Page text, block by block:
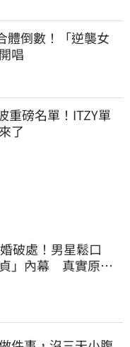
體倒數！「逆襲女
唱
重磅名單！ITZY單
了
破處！男星鬆口
貞」內幕 真實原因